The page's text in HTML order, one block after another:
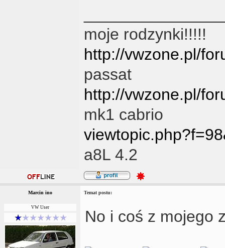
moje rodzynki!!!!!
http://vwzone.pl/
passat
http://vwzone.pl/
mk1 cabrio
a8L 4.2
Marcin ino Temat postu:
VW User No i coś z mojego